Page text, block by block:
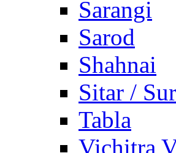
Sarangi
Sarod
Shahnai
Sitar /
Tabla
Vichitra